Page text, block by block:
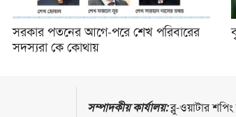
সরকার পতনের আগে-পরে শেখ পরিবারের
সদস্যরা কে কোথায়
সম্পাদকীয় কার্যালয়:ব্লু-ওয়াটার